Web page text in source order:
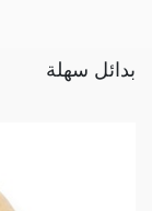
بدائل سهلة